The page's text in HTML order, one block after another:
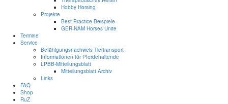
Hobby Horsing
Projekte
Best Practice Beispiele
GER-NAM Horses Unite
Termine
Service
Befähigungsnachweis Tiertransport
Informationen für Pferdehaltende
LPBB-Mitteilungsblatt
Mitteilungsblatt Archiv
Links
FAQ
Shop
RuZ